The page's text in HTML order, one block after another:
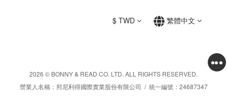
$ TWD 繁體中文
2026 © BONNY & READ CO. LTD. ALL RIGHTS RESERVED.
營業人名稱：邦尼利得國際實業股份有限公司 / 統一編號：24687347